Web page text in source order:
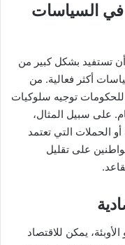
في السياسات
تستفيد بشكل كبير من
أكثر فعالية. من
توجيه سلوكيات
على سبيل المثال،
الحملات التي تعتمد
على تقليل
يمكن للاقتصاد